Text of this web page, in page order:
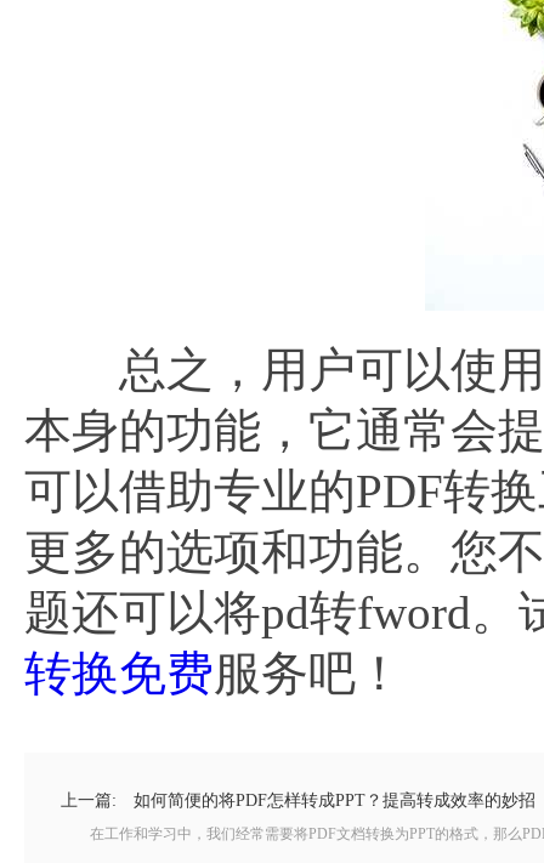
总之，用户可以使用
本身的功能，它通常会
可以借助专业的PDF转
更多的选项和功能。您
题还可以将pd转fword。
转换免费服务吧！
上一篇: 如何简便的将PDF怎样转成PPT？提高转成效率的妙招
在工作和学习中，我们经常需要将PDF文档转换为PPT的格式，那么